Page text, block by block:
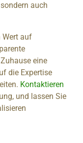
auch
Wert auf
eine
die Expertise
Kontaktieren
und lassen Sie